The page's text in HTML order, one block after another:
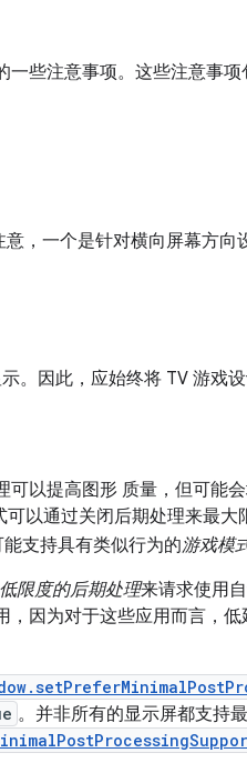
些注意事项。这些注意事
，一个是针对横向屏幕方向
。因此，应始终将 TV 游戏设
以提高图形 质量，但可能
可以通过关闭后期处理来最大
支持具有类似行为的游戏模
限度的后期处理来请求使用
，因为对于这些应用而言，
。并非所有的显示屏都支持